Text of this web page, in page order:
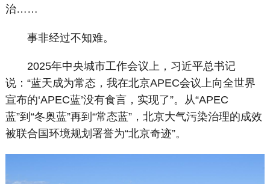
治……
事非经过不知难。
2025年中央城市工作会议上，习近平总书记
说：“蓝天成为常态，我在北京APEC会议上向全世界
宣布的‘APEC蓝’没有食言，实现了”。从“APEC
蓝”到“冬奥蓝”再到“常态蓝”，北京大气污染治理的成效
被联合国环境规划署誉为“北京奇迹”。